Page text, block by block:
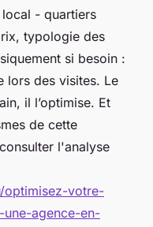
- quartiers
typologie des
si besoin :
lors des visites. Le
il l’optimise. Et
de cette
l'analyse
optimisez-votre-
agence-en-